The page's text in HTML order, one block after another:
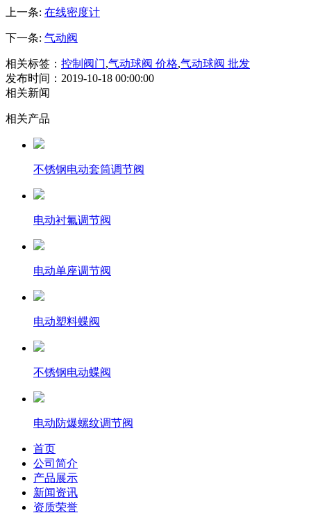
上一条: 在线密度计
下一条: 气动阀
相关标签： 控制阀门,气动球阀 价格,气动球阀 批发
发布时间：2019-10-18 00:00:00
相关新闻
相关产品
不锈钢电动套筒调节阀
电动衬氟调节阀
电动单座调节阀
电动塑料蝶阀
不锈钢电动蝶阀
电动防爆螺纹调节阀
首页
公司简介
产品展示
新闻资讯
资质荣誉